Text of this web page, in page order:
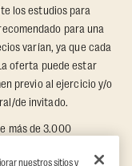
los estudios para
para una
varían, ya que cada
oferta puede estar
previo al ejercicio y/o
de invitado.
más de 3.000
nuestros sitios y